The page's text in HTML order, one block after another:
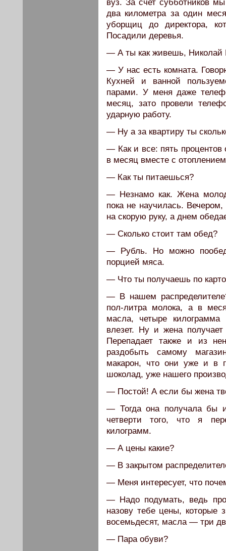
вуз. За счет субботников
два километра за один
уборщиц до директора,
Посадили деревья.
— А ты как живешь, Николай
— У нас есть комната.
Кухней и ванной
парами. У меня даже
месяц, зато провели
ударную работу.
— Ну а за квартиру ты
— Как и все: пять процентов
в месяц вместе с
— Как ты питаешься?
— Незнамо как. Жена
пока не научилась.
на скорую руку, а днем
— Сколько стоит там обед?
— Рубль. Но можно
порцией мяса.
— Что ты получаешь по
— В нашем
пол-литра молока, а в
масла, четыре
влезет. Ну и жена
Перепадает также и из
раздобыть самому
макарон, что они уже и в
шоколад, уже нашего
— Постой! А если бы жена
— Тогда она получала бы
четверти того, что я
килограмм.
— А цены какие?
— В закрытом
— Меня интересует, что
— Надо подумать, ведь
назову тебе цены,
восемьдесят, масла — три
— Пара обуви?